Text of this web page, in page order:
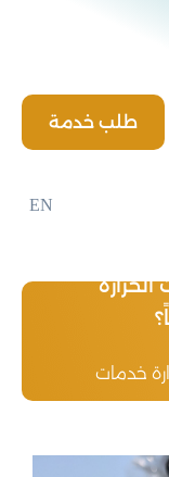
طلب خدمة
EN
خدمات